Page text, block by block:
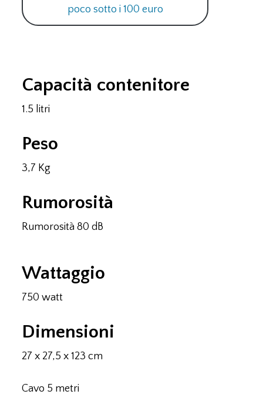
poco sotto i 100 euro
Capacità contenitore
1.5 litri
Peso
3,7 Kg
Rumorosità
Rumorosità 80 dB
Wattaggio
750 watt
Dimensioni
27 x 27,5 x 123 cm
Cavo 5 metri